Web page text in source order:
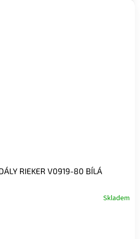
RIEKER V0919-80 BÍLÁ
Skladem